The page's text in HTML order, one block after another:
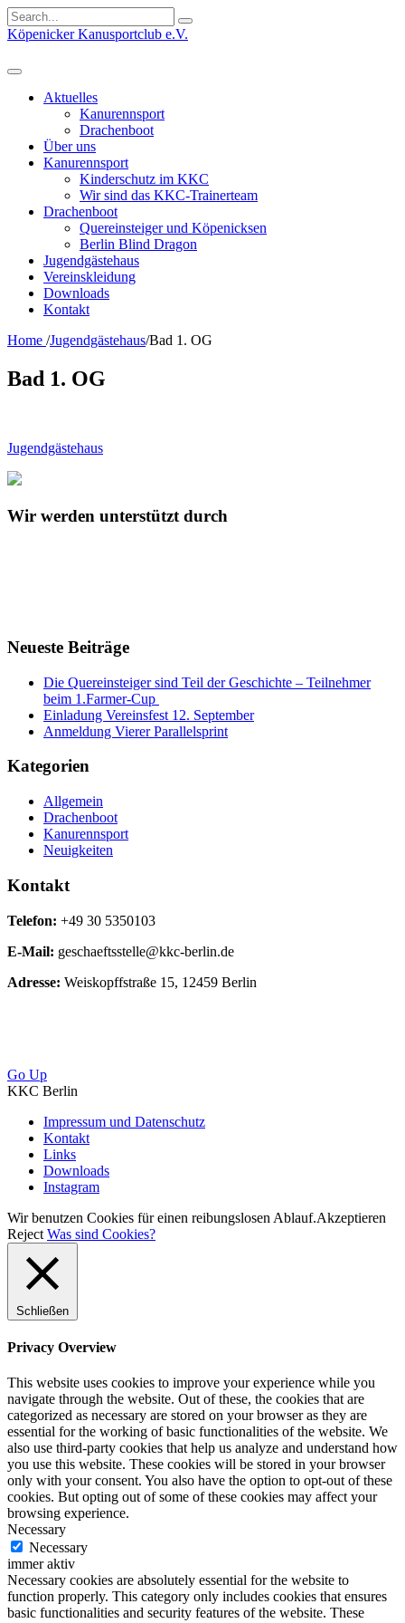
Search
for:
Köpenicker Kanusportclub e.V.
Aktuelles
Kanurennsport
Drachenboot
Über uns
Kanurennsport
Kinderschutz im KKC
Wir sind das KKC-Trainerteam
Drachenboot
Quereinsteiger und Köpenicksen
Berlin Blind Dragon
Jugendgästehaus
Vereinskleidung
Downloads
Kontakt
Home /Jugendgästehaus/Bad 1. OG
Bad 1. OG
Jugendgästehaus
Wir werden unterstützt durch
Neueste Beiträge
Die Quereinsteiger sind Teil der Geschichte – Teilnehmer
beim 1.Farmer-Cup
Einladung Vereinsfest 12. September
Anmeldung Vierer Parallelsprint
Kategorien
Allgemein
Drachenboot
Kanurennsport
Neuigkeiten
Kontakt
Telefon: +49 30 5350103
E-Mail: geschaeftsstelle@kkc-berlin.de
Adresse: Weiskopffstraße 15, 12459 Berlin
Go Up
KKC Berlin
Impressum und Datenschutz
Kontakt
Links
Downloads
Instagram
Wir benutzen Cookies für einen reibungslosen Ablauf.Akzeptieren
Reject Was sind Cookies?
Schließen
Privacy Overview
This website uses cookies to improve your experience while you
navigate through the website. Out of these, the cookies that are
categorized as necessary are stored on your browser as they are
essential for the working of basic functionalities of the website. We
also use third-party cookies that help us analyze and understand how
you use this website. These cookies will be stored in your browser
only with your consent. You also have the option to opt-out of these
cookies. But opting out of some of these cookies may affect your
browsing experience.
Necessary
Necessary
immer aktiv
Necessary cookies are absolutely essential for the website to
function properly. This category only includes cookies that ensures
basic functionalities and security features of the website. These